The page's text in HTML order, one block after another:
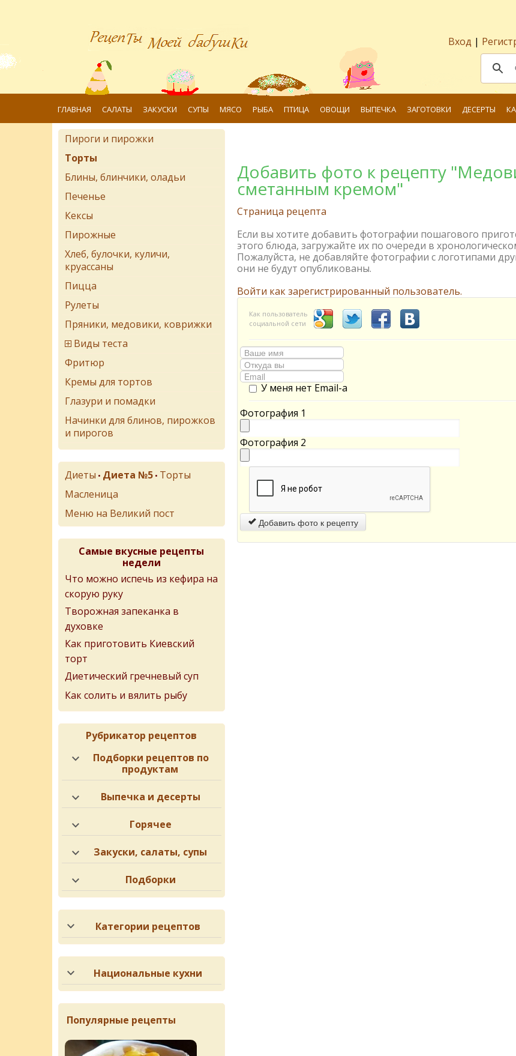
Вход |
ГЛАВНАЯ САЛАТЫ ЗАКУСКИ СУПЫ МЯСО РЫБА ПТИЦА ОВОЩИ ВЫПЕЧКА ЗАГОТОВКИ ДЕСЕРТЫ
Добавить фото к рецепту
сметанным кремом"
Страница рецепта
Если вы хотите добавить фотографии пошагового
этого блюда, загружайте их по очереди в
Пожалуйста, не добавляйте фотографии с логотипами
они не будут опубликованы.
Войти как зарегистрированный пользователь.
Как пользователь
социальной сети
У меня нет Email-а
Фотография 1
Фотография 2
Добавить фото к рецепту
Пироги и пирожки
Торты
Блины, блинчики, оладьи
Печенье
Кексы
Пирожные
Хлеб, булочки, куличи,
круассаны
Пицца
Рулеты
Пряники, медовики, коврижки
Виды теста
Фритюр
Кремы для тортов
Глазури и помадки
Начинки для блинов, пирожков
и пирогов
Диеты • Диета №5 • Торты
Масленица
Меню на Великий пост
Самые вкусные рецепты
недели
Что можно испечь из кефира на
скорую руку
Творожная запеканка в
духовке
Как приготовить Киевский
торт
Диетический гречневый суп
Как солить и вялить рыбу
Рубрикатор рецептов
Подборки рецептов по
продуктам
Выпечка и десерты
Горячее
Закуски, салаты, супы
Подборки
Категории рецептов
Национальные кухни
Популярные рецепты